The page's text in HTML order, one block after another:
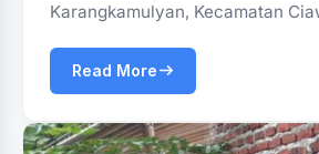
Karangkamulyan, Kecamatan
Read More